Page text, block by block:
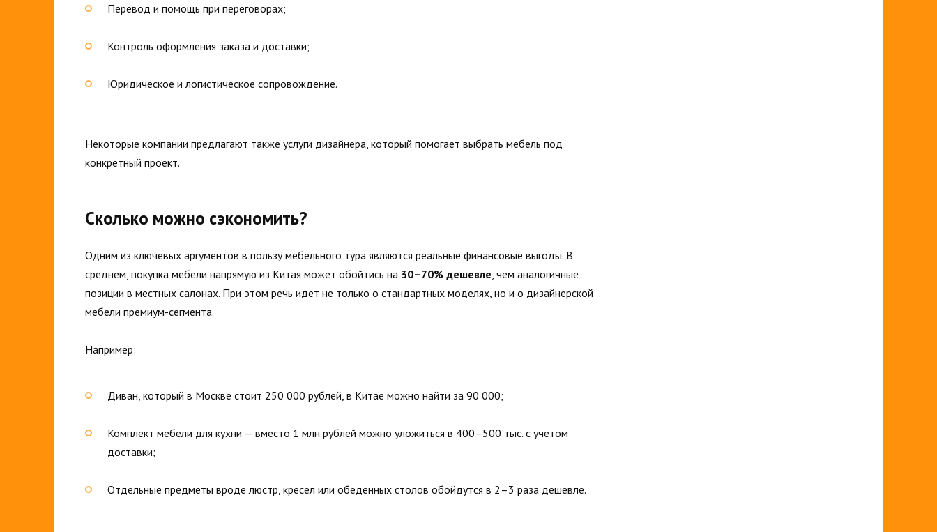
Перевод и помощь при переговорах;
Контроль оформления заказа и доставки;
Юридическое и логистическое сопровождение.
Некоторые компании предлагают также услуги дизайнера, который помогает выбрать мебель под
конкретный проект.
Сколько можно сэкономить?
Одним из ключевых аргументов в пользу мебельного тура являются реальные финансовые выгоды. В
среднем, покупка мебели напрямую из Китая может обойтись на 30–70% дешевле, чем аналогичные
позиции в местных салонах. При этом речь идет не только о стандартных моделях, но и о дизайнерской
мебели премиум-сегмента.
Например:
Диван, который в Москве стоит 250 000 рублей, в Китае можно найти за 90 000;
Комплект мебели для кухни — вместо 1 млн рублей можно уложиться в 400–500 тыс. с учетом
доставки;
Отдельные предметы вроде люстр, кресел или обеденных столов обойдутся в 2–3 раза дешевле.